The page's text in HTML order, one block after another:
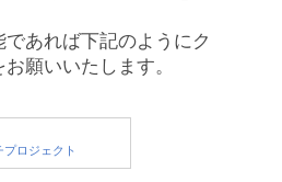
あれば下記のようにク
願いいたします。